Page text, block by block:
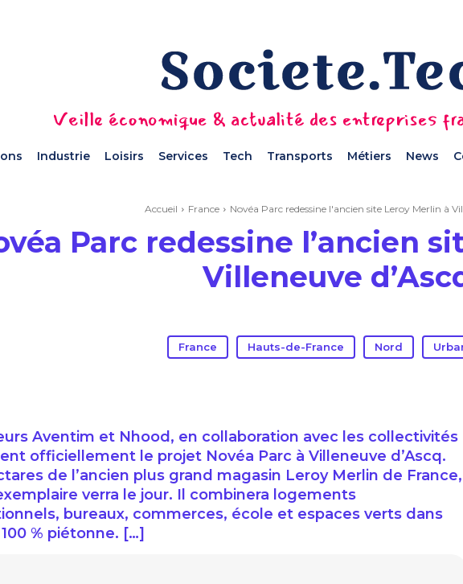
Veille économique & actualité des entreprises
Industrie Loisirs Services Tech Transports Métiers News
Accueil France Novéa Parc redessine l'ancien site Leroy Merlin à
Parc redessine l’ancien
Villeneuve
France Hauts-de-France Nord
Aventim et Nhood, en collaboration avec les collectivités
officiellement le projet Novéa Parc à Villeneuve d’Ascq.
de l’ancien plus grand magasin Leroy Merlin de France,
verra le jour. Il combinera logements
bureaux, commerces, école et espaces verts dans
% piétonne. […]